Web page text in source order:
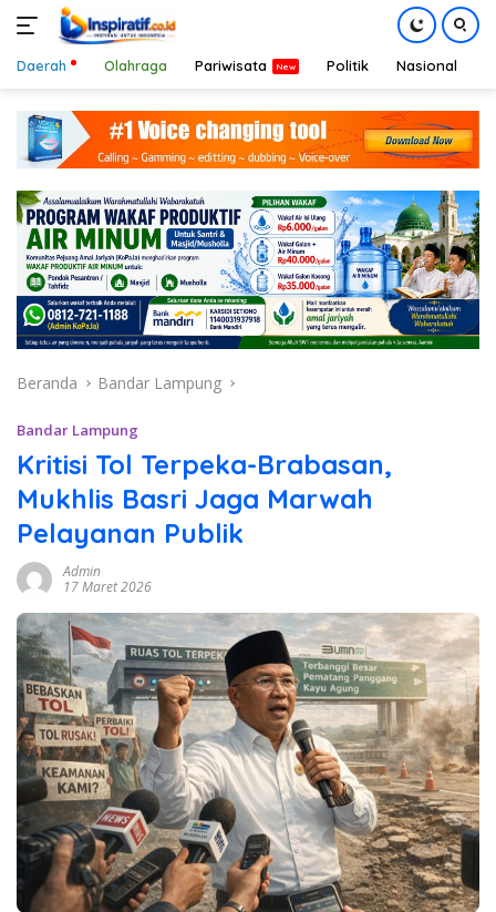
konten
Daerah Olahraga Pariwisata Politik Nasional
Beranda Bandar Lampung
Bandar Lampung
Kritisi Tol Terpeka-Brabasan,
Mukhlis Basri Jaga Marwah
Pelayanan Publik
Admin
17 Maret 2026